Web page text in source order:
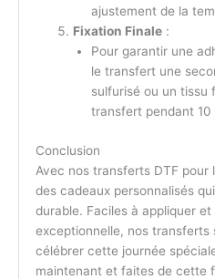
ajustement de la
Fixation Finale:
Pour garantir une
le transfert une
sulfurisé ou un tissu
transfert pendant 10
Conclusion
Avec nos transferts DTF pour
des cadeaux personnalisés
durable. Faciles à appliquer et
exceptionnelle, nos
célébrer cette journée
maintenant et faites de cette